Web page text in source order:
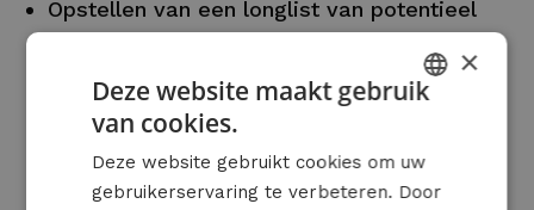
Opstellen van een longlist van potentieel
energiebesparende concepten
High level rendabiliteitsanalyse en bepalen
van enkele voorkeurscenario’s (de shortlist)
Detailberekening van het
besparingspotentieel van de weerhouden
scenario’s
FRENCH
×
Deze website maakt gebruik
van cookies.
Deze website gebruikt cookies om uw
gebruikerservaring te verbeteren. Door